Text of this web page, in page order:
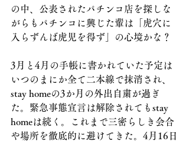
の中、公表されたパチンコ店を探しな
がらもパチンコに興じた輩は「虎穴に
入らずんば虎児を得ず」の心境かな？
3月と4月の手帳に書かれていた予定は
いつのまにか全て二本線で抹消され、
stay homeの3か月の外出自粛が過ぎ
た。緊急事態宣言は解除されてもstay
homeは続く。これまで三密らしき会合
や場所を徹底的に避けてきた。4月16日